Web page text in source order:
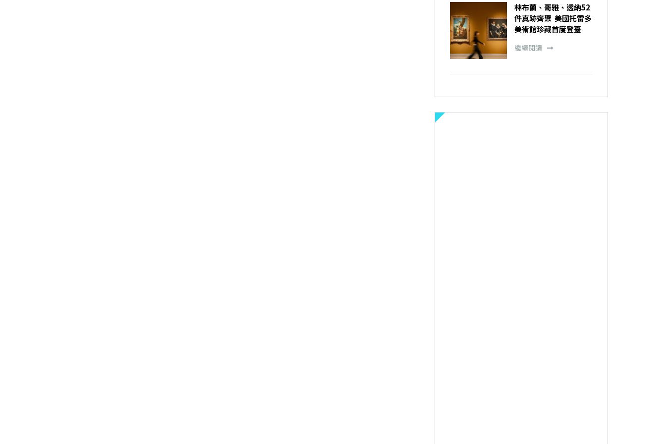
林布蘭、哥雅、透納52
件真跡齊聚 美國托雷多
美術館珍藏首度登臺
繼續閱讀